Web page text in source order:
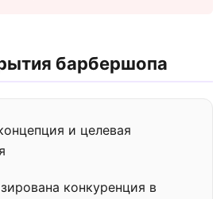
барбершопа
и целевая
конкуренция в